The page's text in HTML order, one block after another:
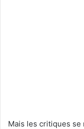
Mais les critiques